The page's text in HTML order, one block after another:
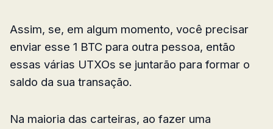
Assim, se, em algum momento, você precisar
enviar esse 1 BTC para outra pessoa, então
essas várias UTXOs se juntarão para formar o
saldo da sua transação.
Na maioria das carteiras, ao fazer uma